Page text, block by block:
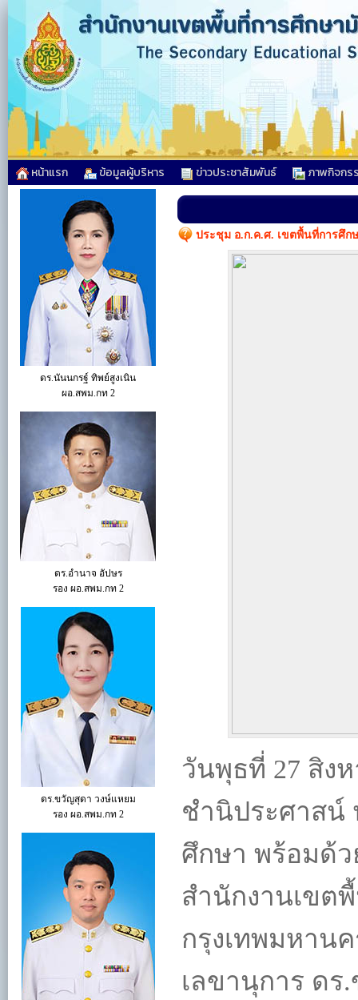
หน้าแรก ข้อมูลผู้บริหาร ข่าวประชาสัมพันธ์ ภาพกิจกร
ดร.นันนกรฐ์ ทิพย์สูงเนิน
ผอ.สพม.กท 2
ดร.อำนาจ อัปษร
รอง ผอ.สพม.กท 2
ดร.ขวัญสุดา วงษ์แหยม
รอง ผอ.สพม.กท 2
ประชุม อ.ก.ค.ศ. เขตพื้นที่การศึก
วันพุธที่ 27 สิง
ชำนิประศาสน์
ศึกษา พร้อมด้
สำนักงานเขต
กรุงเทพมหาน
เลขานุการ ด